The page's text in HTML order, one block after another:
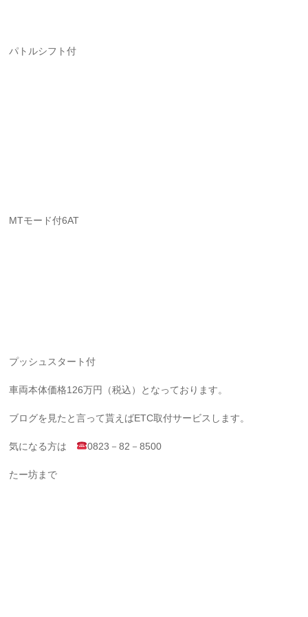
パトルシフト付
MTモード付6AT
プッシュスタート付
車両本体価格126万円（税込）となっております。
ブログを見たと言って貰えばETC取付サービスします。
気になる方は 0823－82－8500
たー坊まで